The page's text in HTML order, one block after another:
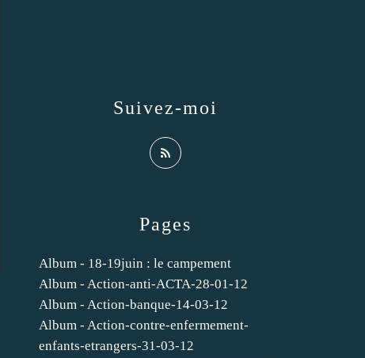
Pages
Album - 18-19juin : le campement
Album - Action-anti-ACTA-28-01-12
Album - Action-banque-14-03-12
Album - Action-contre-enfermement-
enfants-etrangers-31-03-12
Suivez-moi